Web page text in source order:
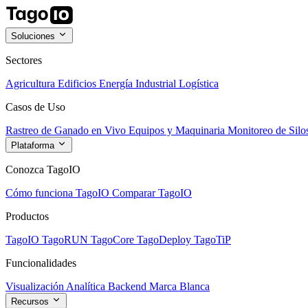
Soluciones
Sectores
Agricultura Edificios Energía Industrial Logística
Casos de Uso
Rastreo de Ganado en Vivo Equipos y Maquinaria Monitoreo de
Plataforma
Conozca TagoIO
Cómo funciona TagoIO Comparar TagoIO
Productos
TagoIO TagoRUN TagoCore TagoDeploy TagoTiP
Funcionalidades
Visualización Analítica Backend Marca Blanca
Recursos